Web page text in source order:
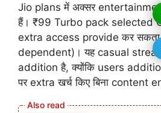
Jio plans में अक्सर
हैं। ₹99 Turbo pack selected
extra access provide कर
dependent)। यह casual
addition है, क्योंकि users
पर extra खर्च किए बिना content